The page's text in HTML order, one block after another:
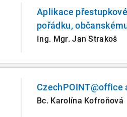
Aplikace
pořádku,
Ing. Mgr. Jan Strakoš
Bc. Karolína Kofroňová